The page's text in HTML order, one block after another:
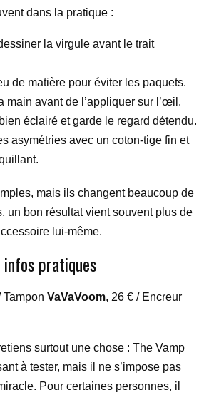
dans la pratique :
la virgule avant le trait
de matière pour éviter les paquets.
main avant de l’appliquer sur l’œil.
éclairé et garde le regard détendu.
asymétries avec un coton-tige fin et
mais ils changent beaucoup de
un bon résultat vient souvent plus de
lui-même.
pratiques
Tampon VaVaVoom, 26 € / Encreur
surtout une chose : The Vamp
à tester, mais il ne s’impose pas
Pour certaines personnes, il